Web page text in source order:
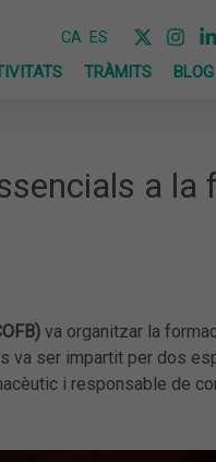
CA ES
TRÀMITS BLOG
a la
va organitzar la
va ser impartit per dos
i responsable de